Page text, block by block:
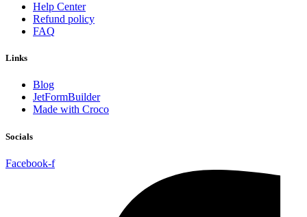
Help Center
Refund policy
FAQ
Links
Blog
JetFormBuilder
Made with Croco
Socials
Facebook-f